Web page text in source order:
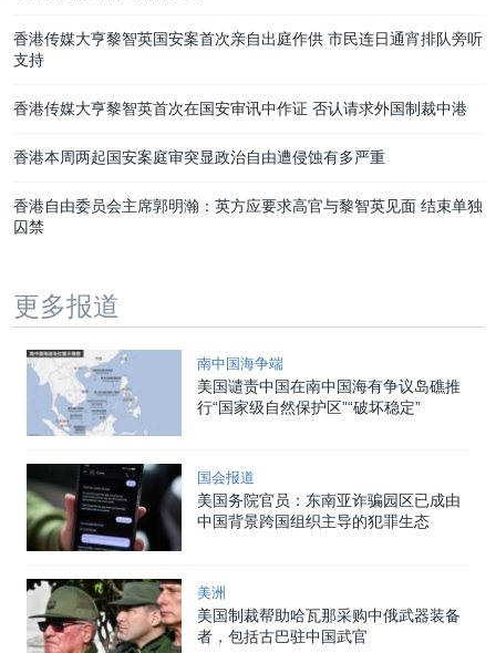
香港传媒大亨黎智英国安案首次亲自出庭作供 市民连日通宵排队旁听
支持
香港传媒大亨黎智英首次在国安审讯中作证 否认请求外国制裁中港
香港本周两起国安案庭审突显政治自由遭侵蚀有多严重
香港自由委员会主席郭明瀚：英方应要求高官与黎智英见面 结束单独
囚禁
更多报道
南中国海争端
美国谴责中国在南中国海有争议岛礁推
行“国家级自然保护区”“破坏稳定”
国会报道
美国务院官员：东南亚诈骗园区已成由
中国背景跨国组织主导的犯罪生态
美洲
美国制裁帮助哈瓦那采购中俄武器装备
者，包括古巴驻中国武官